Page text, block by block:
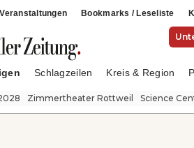
Veranstaltungen Bookmarks / Leseliste
Schlagzeilen Kreis & Region
Zimmertheater Rottweil Science